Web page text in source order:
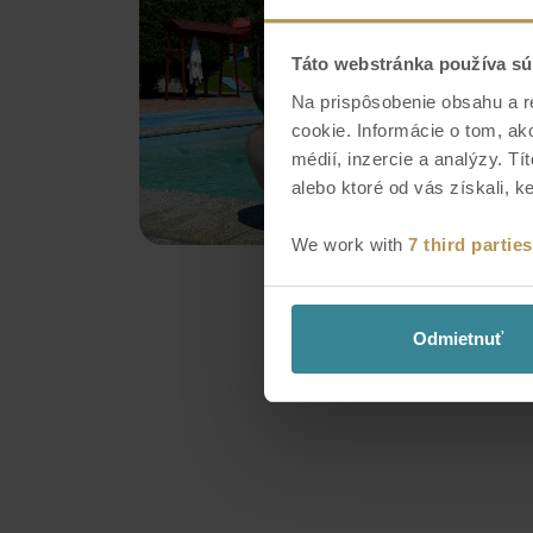
Táto webstránka používa
Na prispôsobenie obsahu a
cookie. Informácie o tom,
médií, inzercie a analýzy.
alebo ktoré od vás získali,
We work with 7 third parties
Odmietnuť